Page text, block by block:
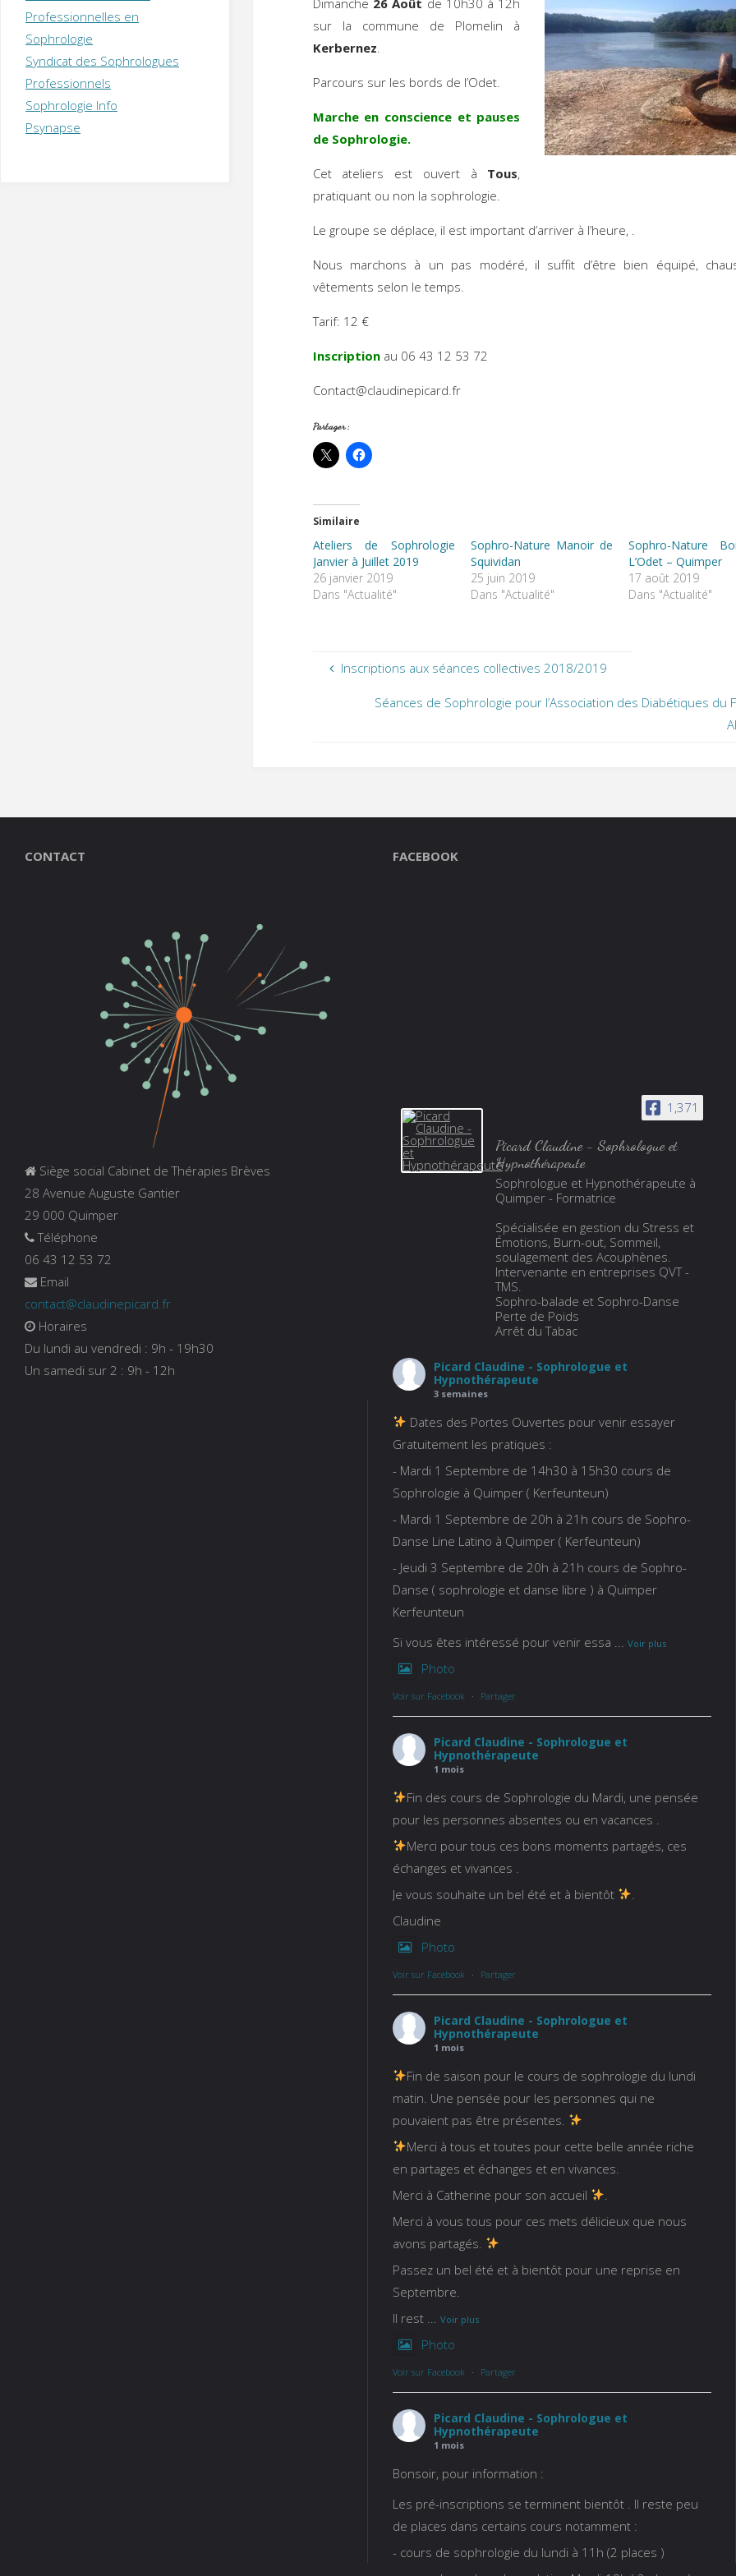
sur la commune de Plomelin à
Kerbernez
Parcours sur les bords de l’Odet.
Marche en conscience et pauses
de Sophrologie.
Cet ateliers est ouvert à Tous,
pratiquant ou non la sophrologie.
Le groupe se déplace, il est important d’arriver à l’heure, .
Nous marchons à un pas modéré, il suffit d’être bien équipé,
vêtements selon le temps.
Tarif: 12 €
Inscriptionau 06 43 12 53 72
Contact@claudinepicard.fr
Partager :
Similaire
Ateliers de Sophrologie
Janvier à Juillet 2019
26 janvier 2019
Dans "Actualité"
Sophro-Nature Manoir de
Squividan
25 juin 2019
Dans "Actualité"
Sophro-Nature
L’Odet – Quimper
17 août 2019
Dans "Actualité"
Inscriptions aux séances collectives 2018/2019
Séances de Sophrologie pour l’Association des Diabétiques du
Professionnelles en
Sophrologie
Syndicat des Sophrologues
Professionnels
Sophrologie Info
Psynapse
CONTACT
Siège social Cabinet de Thérapies Brèves
28 Avenue Auguste Gantier
29 000 Quimper
Téléphone
06 43 12 53 72
Email
contact@claudinepicard.fr
Horaires
Du lundi au vendredi : 9h - 19h30
Un samedi sur 2 : 9h - 12h
FACEBOOK
1,371
Picard Claudine - Sophrologue et
Hypnothérapeute
Sophrologue et Hypnothérapeute à
Quimper - Formatrice
Spécialisée en gestion du Stress et
Émotions, Burn-out, Sommeil,
soulagement des Acouphènes.
Intervenante en entreprises QVT -
TMS.
Sophro-balade et Sophro-Danse
Perte de Poids
Arrêt du Tabac
Picard Claudine - Sophrologue et
Hypnothérapeute
3 semaines
Dates des Portes Ouvertes pour venir essayer
Gratuitement les pratiques :
- Mardi 1 Septembre de 14h30 à 15h30 cours de
Sophrologie à Quimper ( Kerfeunteun)
- Mardi 1 Septembre de 20h à 21h cours de Sophro-
Danse Line Latino à Quimper ( Kerfeunteun)
- Jeudi 3 Septembre de 20h à 21h cours de Sophro-
Danse ( sophrologie et danse libre ) à Quimper
Kerfeunteun
Si vous êtes intéressé pour venir essa
Voir plus
Photo
Voir sur Facebook · Partager
Picard Claudine - Sophrologue et
Hypnothérapeute
1 mois
Fin des cours de Sophrologie du Mardi, une pensée
pour les personnes absentes ou en vacances .
Merci pour tous ces bons moments partagés, ces
échanges et vivances .
Je vous souhaite un bel été et à bientôt
Claudine
Photo
Voir sur Facebook · Partager
Picard Claudine - Sophrologue et
Hypnothérapeute
1 mois
Fin de saison pour le cours de sophrologie du lundi
matin. Une pensée pour les personnes qui ne
pouvaient pas être présentes.
Merci à tous et toutes pour cette belle année riche
en partages et échanges et en vivances.
Merci à Catherine pour son accueil
Merci à vous tous pour ces mets délicieux que nous
avons partagés.
Passez un bel été et à bientôt pour une reprise en
Septembre.
Il rest
Voir plus
Photo
Voir sur Facebook · Partager
Picard Claudine - Sophrologue et
Hypnothérapeute
1 mois
Bonsoir, pour information :
Les pré-inscriptions se terminent bientôt . Il reste peu
de places dans certains cours notamment :
- cours de sophrologie du lundi à 11h (2 places )